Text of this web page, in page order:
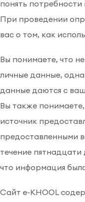
понять
При проведении
вас о том, как
Вы понимаете, что
личные данные,
данные даются с
Вы также
источник
предоставленными
течение
что информация
Сайт e-KHOOL